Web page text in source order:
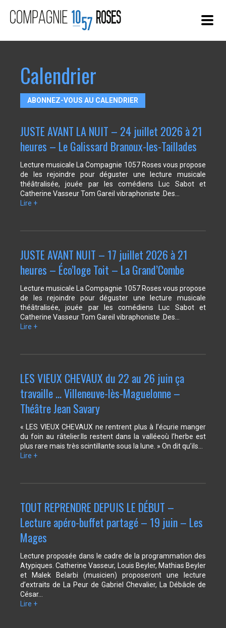
SPECTACLES
« AUTEUR HAUT-PARLEUR »
COMPAGNIE
CONTACT
Calendrier
ABONNEZ-VOUS AU CALENDRIER
JUSTE AVANT LA NUIT – 24 juillet 2026 à 21
heures – Le Galissard Branoux-les-Taillades
Lecture musicale La Compagnie 1057 Roses vous propose
de les rejoindre pour déguster une lecture musicale
théâtralisée, jouée par les comédiens Luc Sabot et
Catherine Vasseur Tom Gareil vibraphoniste .Des…
Lire +
JUSTE AVANT NUIT – 17 juillet 2026 à 21
heures – Éco’loge Toit – La Grand’Combe
Lecture musicale La Compagnie 1057 Roses vous propose
de les rejoindre pour déguster une lecture musicale
théâtralisée, jouée par les comédiens Luc Sabot et
Catherine Vasseur Tom Gareil vibraphoniste .Des…
Lire +
LES VIEUX CHEVAUX du 22 au 26 juin ça
travaille … Villeneuve-lès-Maguelonne –
Théâtre Jean Savary
« LES VIEUX CHEVAUX ne rentrent plus à l’écurie manger
du foin au râtelier.Ils restent dans la valléeoù l’herbe est
plus rare mais très scintillante sous la lune. » On dit qu’ils…
Lire +
TOUT REPRENDRE DEPUIS LE DÉBUT –
Lecture apéro-buffet partagé – 19 juin – Les
Mages
Lecture proposée dans le cadre de la programmation des
Atypiques. Catherine Vasseur, Louis Beyler, Mathias Beyler
et Malek Belarbi (musicien) proposeront une lecture
d’extraits de La Peur de Gabriel Chevalier, La Débâcle de
César…
Lire +